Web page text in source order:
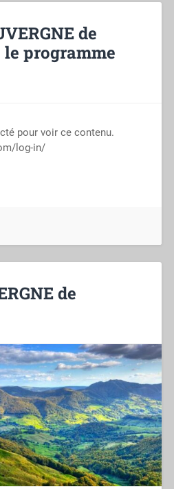
de
le programme
pour voir ce contenu.
log-in/
de